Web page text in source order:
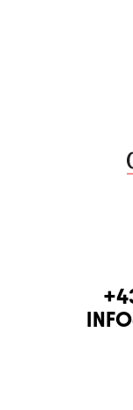
KONTAKT
E-